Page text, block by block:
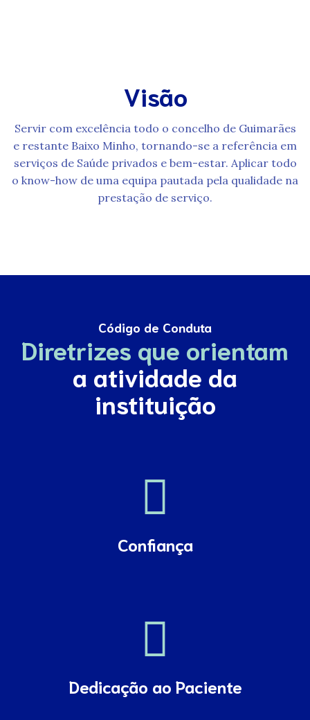
Visão
Servir com excelência todo o concelho de Guimarães
e restante Baixo Minho, tornando-se a referência em
serviços de Saúde privados e bem-estar. Aplicar todo
o know-how de uma equipa pautada pela qualidade na
prestação de serviço.
Código de Conduta
Diretrizes que orientam
a atividade da
instituição
Confiança
Dedicação ao Paciente